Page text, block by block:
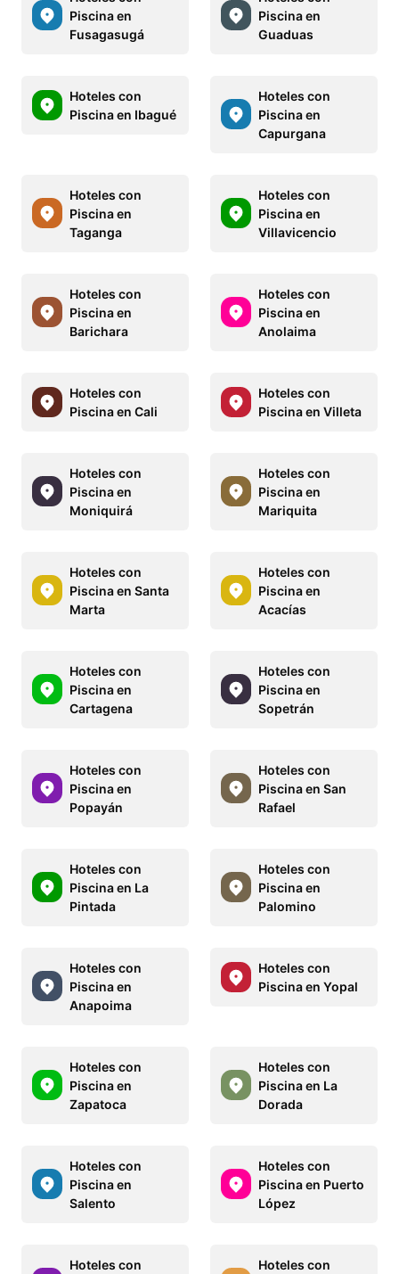
Piscina en
Fusagasugá
Piscina en
Guaduas
Hoteles con
Piscina en Ibagué
Hoteles con
Piscina en
Capurgana
Hoteles con
Piscina en
Taganga
Hoteles con
Piscina en
Villavicencio
Hoteles con
Piscina en
Barichara
Hoteles con
Piscina en
Anolaima
Hoteles con
Piscina en Cali
Hoteles con
Piscina en Villeta
Hoteles con
Piscina en
Moniquirá
Hoteles con
Piscina en
Mariquita
Hoteles con
Piscina en Santa
Marta
Hoteles con
Piscina en
Acacías
Hoteles con
Piscina en
Cartagena
Hoteles con
Piscina en
Sopetrán
Hoteles con
Piscina en
Popayán
Hoteles con
Piscina en San
Rafael
Hoteles con
Piscina en La
Pintada
Hoteles con
Piscina en
Palomino
Hoteles con
Piscina en
Anapoima
Hoteles con
Piscina en Yopal
Hoteles con
Piscina en
Zapatoca
Hoteles con
Piscina en La
Dorada
Hoteles con
Piscina en
Salento
Hoteles con
Piscina en Puerto
López
Hoteles con
Hoteles con